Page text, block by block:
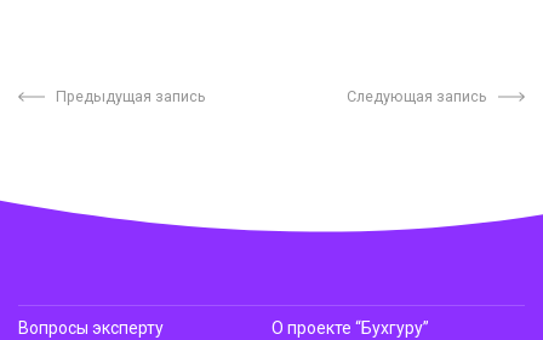
Предыдущая запись Следующая запись
Вопросы эксперту
О проекте “Бухгуру”